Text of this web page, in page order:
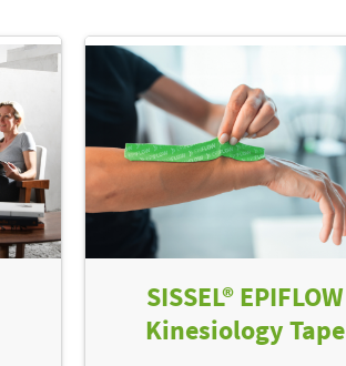
SISSEL® EPIFLOW
Kinesiology Tape